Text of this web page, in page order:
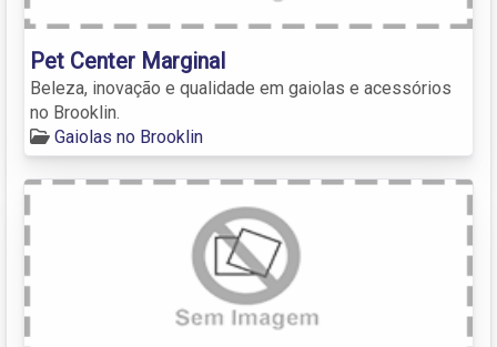
Pet Center Marginal
Beleza, inovação e qualidade em gaiolas e acessórios
no Brooklin.
Gaiolas no Brooklin